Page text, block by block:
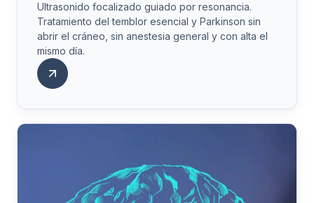
Ultrasonido focalizado guiado por resonancia.
Tratamiento del temblor esencial y Parkinson sin
abrir el cráneo, sin anestesia general y con alta el
mismo día.